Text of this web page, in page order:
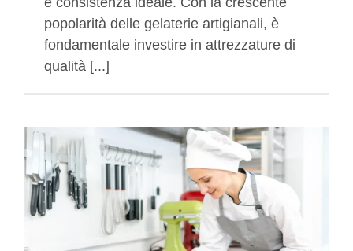
popolarità delle gelaterie artigianali, è
fondamentale investire in attrezzature di
qualità [...]